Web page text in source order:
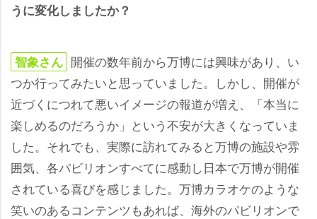
うに変化しましたか？
智象さん 開催の数年前から万博には興味があり、い
つか行ってみたいと思っていました。しかし、開催が
近づくにつれて悪いイメージの報道が増え、「本当に
楽しめるのだろうか」という不安が大きくなっていま
した。それでも、実際に訪れてみると万博の施設や雰
囲気、各パビリオンすべてに感動し日本で万博が開催
されている喜びを感じました。万博カラオケのような
笑いのあるコンテンツもあれば、海外のパビリオンで